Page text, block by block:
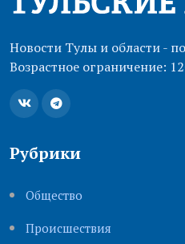
Новости Тулы и области -
Возрастное ограничение:
Рубрики
Общество
Происшествия